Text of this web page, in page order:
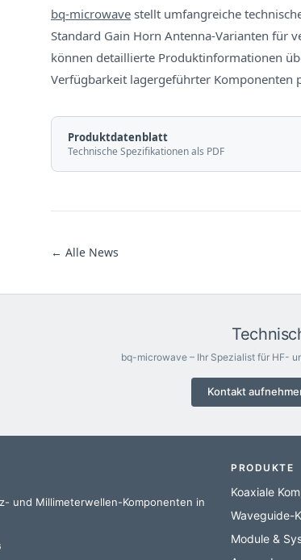
bq-microwave stellt umfangreiche
Standard Gain Horn Antenna-Varianten für
können detaillierte Produktinformationen
Verfügbarkeit lagergeführter Komponenten
Produktdatenblatt
Technische Spezifikationen als PDF
← Alle News
bq-microwave – Ihr Spezialist für HF-
Kontakt
und Millimeterwellen-Komponenten in
PRODUKTE
Koaxiale
Waveguide-
Module &